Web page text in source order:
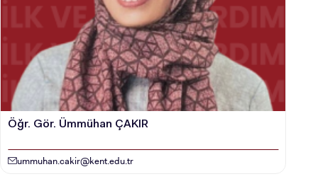
Öğr. Gör. Ümmühan ÇAKIR
ummuhan.cakir@kent.edu.tr